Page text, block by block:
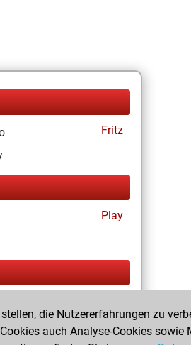
Fritz
Play
die Nutzererfahrungen zu
auch Analyse-Cookies sowie